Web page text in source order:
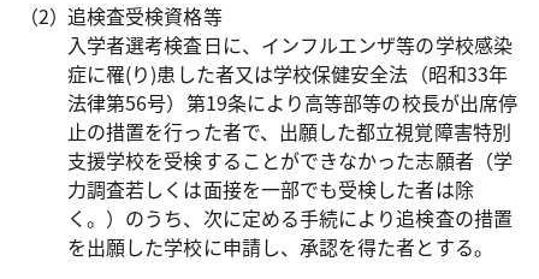
追検査受検資格等
入学者選考検査日に、インフルエンザ等の学校感染
症に罹(り)患した者又は学校保健安全法（昭和33年
法律第56号）第19条により高等部等の校長が出席停
止の措置を行った者で、出願した都立視覚障害特別
支援学校を受検することができなかった志願者（学
力調査若しくは面接を一部でも受検した者は除
く。）のうち、次に定める手続により追検査の措置
を出願した学校に申請し、承認を得た者とする。